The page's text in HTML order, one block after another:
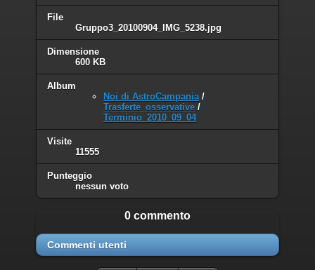
File
Gruppo3_20100904_IMG_5238.jpg
Dimensione
600 KB
Album
Noi di AstroCampania/
Trasferte_osservative /
Terminio_2010_09_04
Visite
11555
Punteggio
nessun voto
0 commento
Commenti utenti